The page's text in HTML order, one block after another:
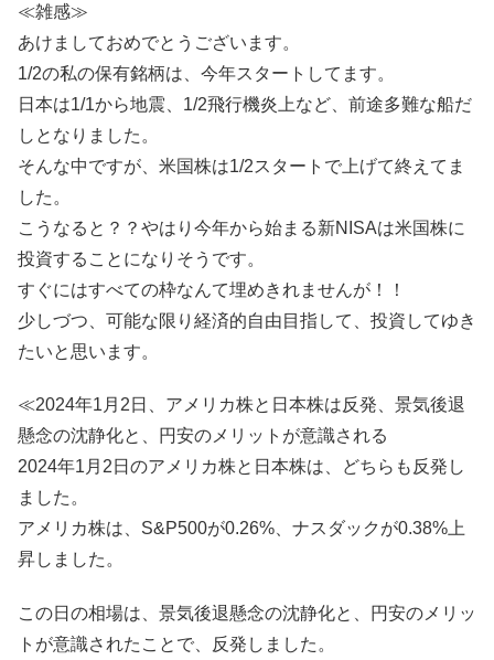
≪雑感≫
あけましておめでとうございます。
1/2の私の保有銘柄は、今年スタートしてます。
日本は1/1から地震、1/2飛行機炎上など、前途多難な船だ
しとなりました。
そんな中ですが、米国株は1/2スタートで上げて終えてま
した。
こうなると？？やはり今年から始まる新NISAは米国株に
投資することになりそうです。
すぐにはすべての枠なんて埋めきれませんが！！
少しづつ、可能な限り経済的自由目指して、投資してゆき
たいと思います。
≪2024年1月2日、アメリカ株と日本株は反発、景気後退
懸念の沈静化と、円安のメリットが意識される
2024年1月2日のアメリカ株と日本株は、どちらも反発し
ました。
アメリカ株は、S&P500が0.26%、ナスダックが0.38%上
昇しました。
この日の相場は、景気後退懸念の沈静化と、円安のメリッ
トが意識されたことで、反発しました。